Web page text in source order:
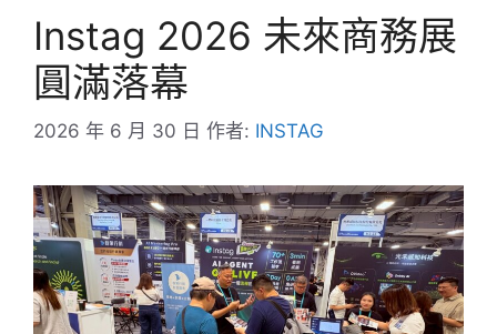
Instag 2026 未來商務展
圓滿落幕
2026 年 6 月 30 日 作者: INSTAG